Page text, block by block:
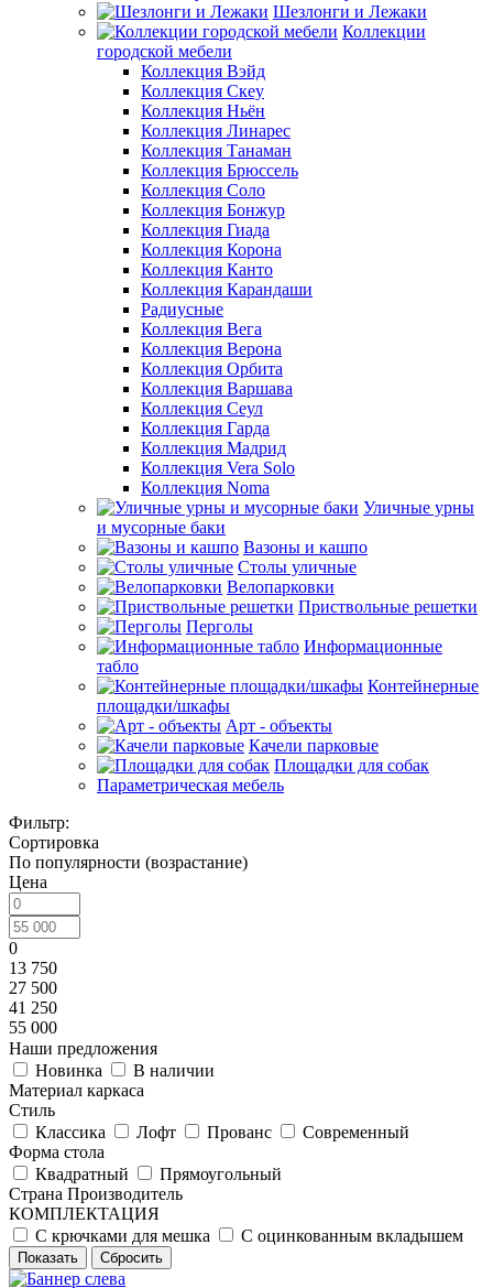
Шезлонги и Лежаки
Коллекции
городской мебели
Коллекция Вэйд
Коллекция Скеу
Коллекция Ньён
Коллекция Линарес
Коллекция Танаман
Коллекция Брюссель
Коллекция Соло
Коллекция Бонжур
Коллекция Гиада
Коллекция Корона
Коллекция Канто
Коллекция Карандаши
Радиусные
Коллекция Вега
Коллекция Верона
Коллекция Орбита
Коллекция Варшава
Коллекция Сеул
Коллекция Гарда
Коллекция Мадрид
Коллекция Vera Solo
Коллекция Noma
Уличные урны
и мусорные баки
Вазоны и кашпо
Столы уличные
Велопарковки
Приствольные решетки
Перголы
Информационные
табло
Контейнерные
площадки/шкафы
Арт - объекты
Качели парковые
Площадки для собак
Параметрическая мебель
Фильтр:
Сортировка
По популярности (возрастание)
Цена
0
13 750
27 500
41 250
55 000
Наши предложения
Новинка
В наличии
Материал каркаса
Стиль
Классика
Лофт Прованс
Современный
Форма стола
Квадратный
Прямоугольный
Страна Производитель
КОМПЛЕКТАЦИЯ
С крючками для мешка
С оцинкованным вкладышем
Показать Сбросить